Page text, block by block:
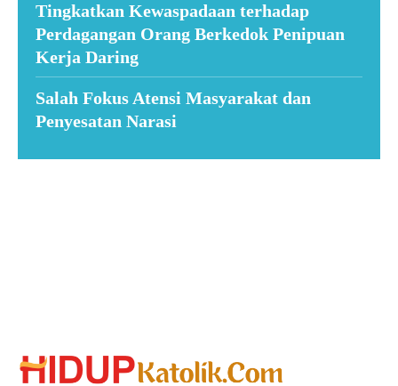
Tingkatkan Kewaspadaan terhadap
Perdagangan Orang Berkedok Penipuan
Kerja Daring
Salah Fokus Atensi Masyarakat dan
Penyesatan Narasi